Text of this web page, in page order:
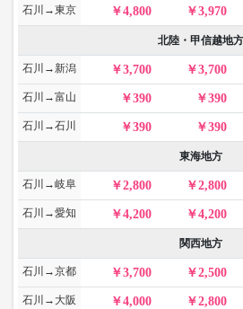
石川→東京 4,800 3,970
北陸・甲信越地方
石川→新潟 3,700 3,700
石川→富山 390 390
石川→石川 390 390
東海地方
石川→岐阜 2,800 2,800
石川→愛知 4,200 4,200
関西地方
石川→京都 3,700 2,500
石川→大阪 4,000 2,800